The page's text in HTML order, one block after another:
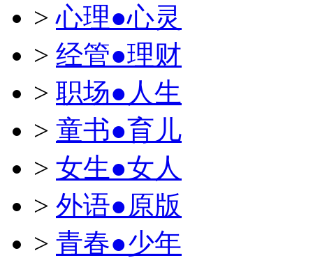
>心理●心灵
> 经管●理财
> 职场●人生
> 童书●育儿
> 女生●女人
> 外语●原版
> 青春●少年